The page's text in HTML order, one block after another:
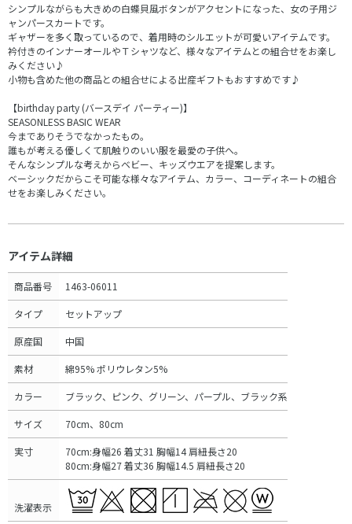
シンプルながらも大きめの白蝶貝風ボタンがアクセントになった、女の子用ジ
ャンパースカートです。
ギャザーを多く取っているので、着用時のシルエットが可愛いアイテムです。
衿付きのインナーオールやＴシャツなど、様々なアイテムとの組合せをお楽し
みください♪
小物も含めた他の商品との組合せによる出産ギフトもおすすめです♪
【birthday party (バースデイ パーティー)】
SEASONLESS BASIC WEAR
今までありそうでなかったもの。
誰もが考える優しくて肌触りのいい服を最愛の子供へ。
そんなシンプルな考えからベビー、キッズウエアを提案します。
ベーシックだからこそ可能な様々なアイテム、カラー、コーディネートの組合
せをお楽しみください。
アイテム詳細
商品番号 1463-06011
タイプ セットアップ
原産国 中国
素材 綿95% ポリウレタン5%
カラー ブラック、ピンク、グリーン、パープル、ブラック系
サイズ 70cm、80cm
実寸
70cm:身幅26 着丈31 胸幅14 肩紐長さ20
80cm:身幅27 着丈36 胸幅14.5 肩紐長さ20
洗濯表示